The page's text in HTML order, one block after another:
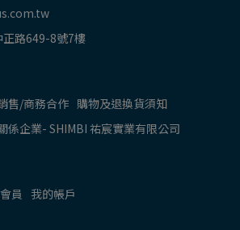
路649-8號7樓
售/商務合作 購物及退換貨須知
係企業- SHIMBI 祐宸實業有限公司
員 我的帳戶